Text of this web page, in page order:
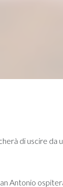
di uscire da
Antonio